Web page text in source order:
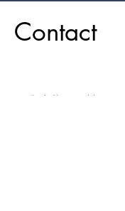
Contact
Oude Zeeweg 44